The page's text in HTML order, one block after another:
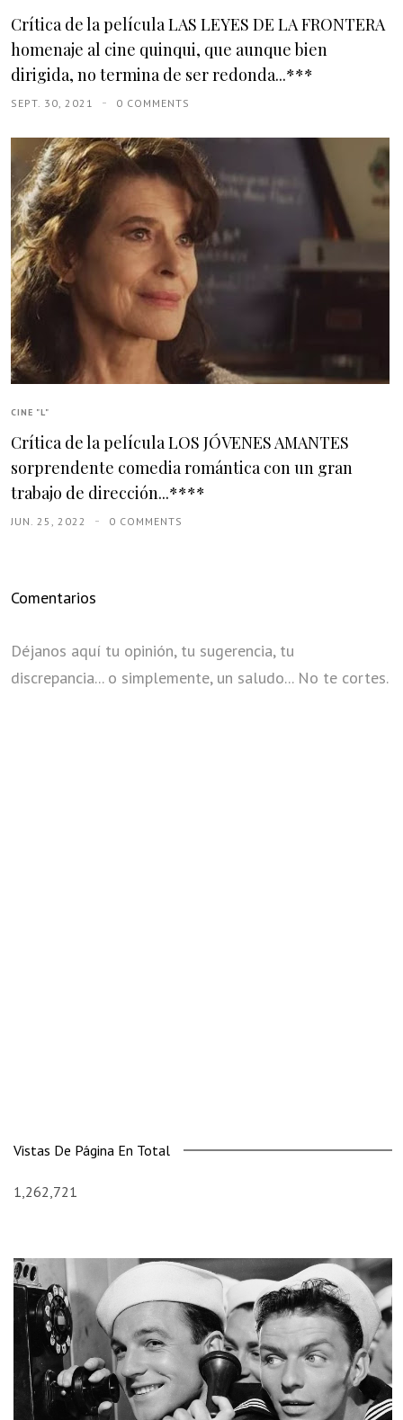
Crítica de la película LAS LEYES DE LA FRONTERA
homenaje al cine quinqui, que aunque bien
dirigida, no termina de ser redonda...***
SEPT. 30, 2021 0 COMMENTS
CINE "L"
Crítica de la película LOS JÓVENES AMANTES
sorprendente comedia romántica con un gran
trabajo de dirección...****
JUN. 25, 2022 0 COMMENTS
Comentarios
Déjanos aquí tu opinión, tu sugerencia, tu
discrepancia... o simplemente, un saludo... No te cortes.
Vistas De Página En Total
1,262,721